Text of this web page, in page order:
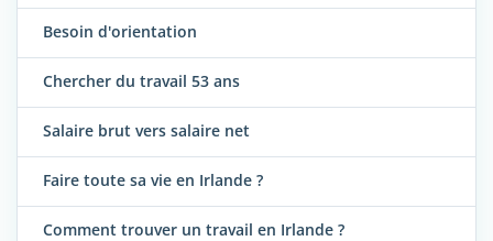
Besoin d'orientation
Chercher du travail 53 ans
Salaire brut vers salaire net
Faire toute sa vie en Irlande ?
Comment trouver un travail en Irlande ?